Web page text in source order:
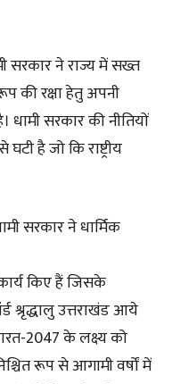
सरकार ने राज्य में सख्त
की रक्षा हेतु अपनी
धामी सरकार की नीतियों
है जो कि राष्ट्रीय
सरकार ने धार्मिक
किए हैं जिसके
श्रृद्धालु उत्तराखंड आये
2047 के लक्ष्य को
रूप से आगामी वर्षों में